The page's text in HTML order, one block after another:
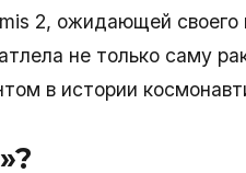
2, ожидающей своего
не только саму
в истории